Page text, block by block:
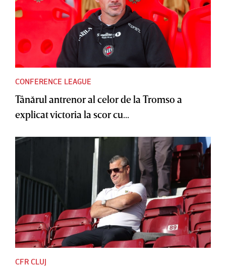
CONFERENCE LEAGUE
Tânărul antrenor al celor de la Tromso a
explicat victoria la scor cu...
CFR CLUJ